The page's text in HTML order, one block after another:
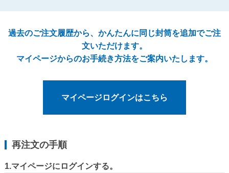
人気の封筒
長形3号
洋長形3号窓付き
長形1号
過去のご注文履歴から、かんたんに同じ封筒を追加でご注
文いただけます。
マイページからのお手続き方法をご案内いたします。
マイページログインはこちら
再注文の手順
1.マイページにログインする。